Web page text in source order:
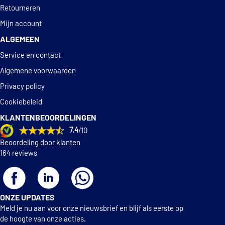
Retourneren
Mijn account
ALGEMEEN
Service en contact
Algemene voorwaarden
Privacy policy
Cookiebeleid
KLANTENBEOORDELINGEN
7.4/10
Beoordeling door klanten
164 reviews
ONZE UPDATES
Meld je nu aan voor onze nieuwsbrief en blijf als eerste op
de hoogte van onze acties.